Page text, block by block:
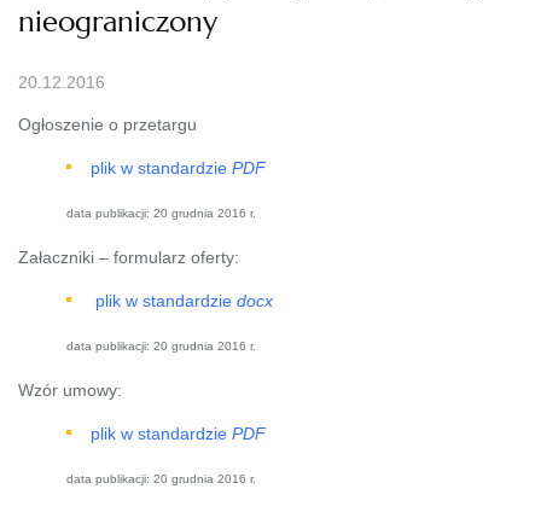
nieograniczony
20.12.2016
Ogłoszenie o przetargu
plik w standardzie PDF
data publikacji: 20 grudnia 2016 r.
Załaczniki – formularz oferty:
plik w standardzie docx
data publikacji: 20 grudnia 2016 r.
Wzór umowy:
plik w standardzie PDF
data publikacji: 20 grudnia 2016 r.